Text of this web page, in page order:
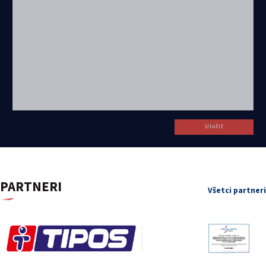
Uložiť
PARTNERI Všetci partneri